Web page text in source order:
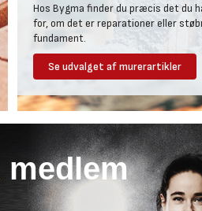
Hos Bygma finder du præcis det du
for, om det er reparationer eller
fundament.
Se udvalget af murerartikler
medlem